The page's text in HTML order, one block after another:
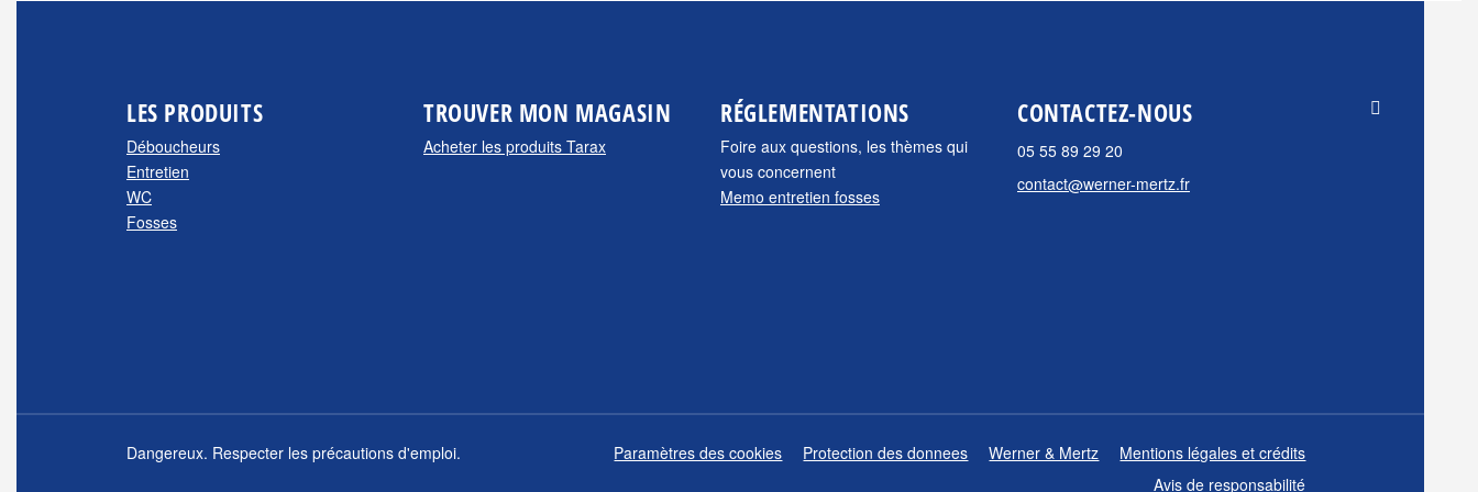
LES PRODUITS
Déboucheurs
Entretien
WC
Fosses
TROUVER MON MAGASIN
Acheter les produits Tarax
RÉGLEMENTATIONS
Foire aux questions, les thèmes qui
vous concernent
Memo entretien fosses
CONTACTEZ-NOUS
05 55 89 29 20
contact@werner-mertz.fr
Dangereux. Respecter les précautions d'emploi. Paramètres des cookies Protection des donnees Werner & Mertz
Mentions légales et crédits
Avis de responsabilité